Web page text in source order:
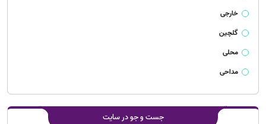
خارجی
گلچین
محلی
مداحی
جست و جو در سایت